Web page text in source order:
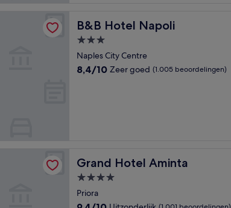
B&B Hotel Napoli
B&B Hotel Napoli
3.0-
sterrenaccommodatie
Naples City Centre
8.4
8,4/10 Zeer goed (1.005 beoordelingen)
Grand Hotel Aminta
Grand Hotel Aminta
4.0-
sterrenaccommodatie
Priora
9.4